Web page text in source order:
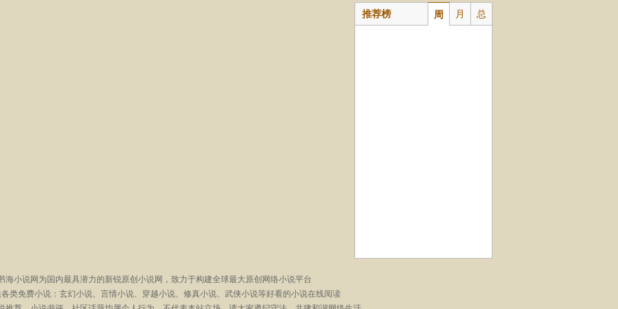
推荐榜 周 月 总
海小说网为国内最具潜力的新锐原创小说网，致力于构建全球最大原创网络小说平台
类免费小说：玄幻小说、言情小说、穿越小说、修真小说、武侠小说等好看的小说在线阅读